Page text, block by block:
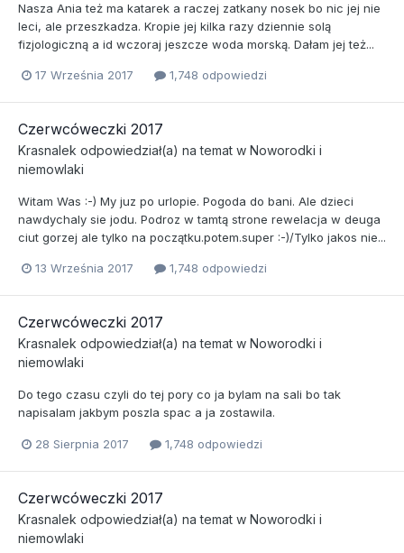
Nasza Ania też ma katarek a raczej zatkany nosek bo nic jej nie
leci, ale przeszkadza. Kropie jej kilka razy dziennie solą
fizjologiczną a id wczoraj jeszcze woda morską. Dałam jej też...
17 Września 2017 1,748 odpowiedzi
Czerwcóweczki 2017
Krasnalek odpowiedział(a) na temat w Noworodki i
niemowlaki
Witam Was :-) My juz po urlopie. Pogoda do bani. Ale dzieci
nawdychaly sie jodu. Podroz w tamtą strone rewelacja w deuga
ciut gorzej ale tylko na początku.potem.super :-)/Tylko jakos nie...
13 Września 2017 1,748 odpowiedzi
Czerwcóweczki 2017
Krasnalek odpowiedział(a) na temat w Noworodki i
niemowlaki
Do tego czasu czyli do tej pory co ja bylam na sali bo tak
napisalam jakbym poszla spac a ja zostawila.
28 Sierpnia 2017 1,748 odpowiedzi
Czerwcóweczki 2017
Krasnalek odpowiedział(a) na temat w Noworodki i
niemowlaki